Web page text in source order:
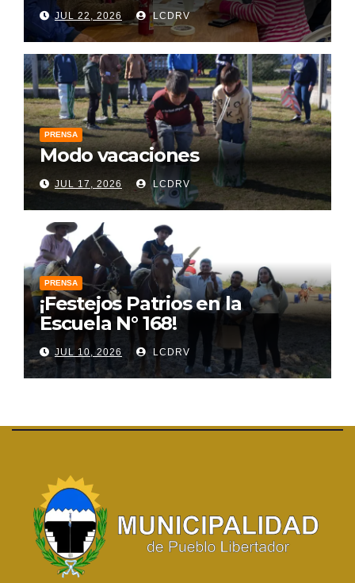
JUL 22, 2026 LCDRV
PRENSA
Modo vacaciones
JUL 17, 2026 LCDRV
PRENSA
¡Festejos Patrios en la
Escuela N° 168!
JUL 10, 2026 LCDRV